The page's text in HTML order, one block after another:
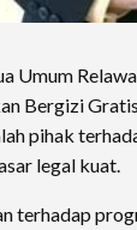
Umum
Bergizi
pihak
legal kuat.
terhadap